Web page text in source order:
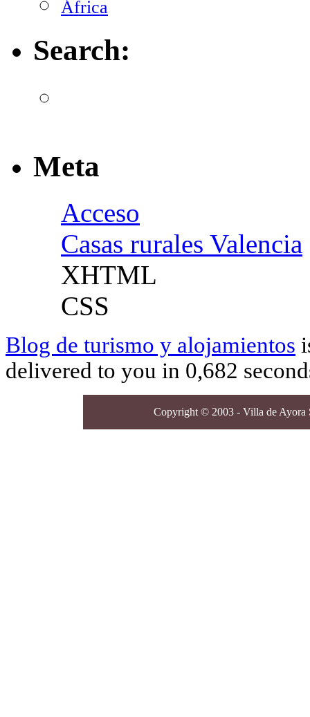
África
Search:
Meta
Acceso
Casas rurales Valencia
XHTML
CSS
Blog de turismo y alojamientos
delivered to you in 0,682
Copyright © 2003 - Villa de Ayora